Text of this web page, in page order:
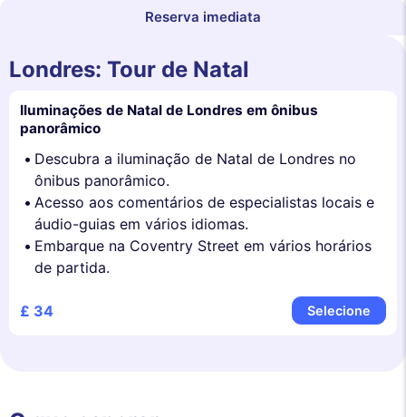
Reserva imediata
Londres: Tour de Natal
Iluminações de Natal de Londres em ônibus
panorâmico
Descubra a iluminação de Natal de Londres no
ônibus panorâmico.
Acesso aos comentários de especialistas locais e
áudio-guias em vários idiomas.
Embarque na Coventry Street em vários horários
de partida.
£ 34 Selecione